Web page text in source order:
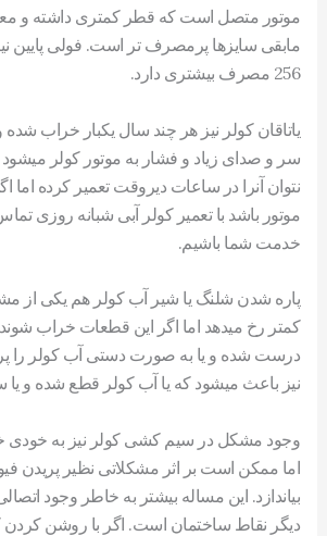
مابقی سایزها پرمصرف تر است. فولی پایین
256 مصرف بیشتری دارد.
یاتاقان کولر نیز هر چند سال یکبار خراب
سر و صدای زیاد و فشار به موتور کولر
نتوان آنرا در ساعات دیروقت تعمیر کرده اما
موتور باشد با تعمیر کولر آبی شبانه روزی
خدمت شما باشیم.
پاره شدن شلنگ یا شیر آب کولر هم یکی از
کمتر رخ میدهد اما اگر این قطعات خراب
درست شده و یا به صورت دستی آب کولر را پر
نیز باعث میشود که یا آب کولر قطع شده و یا
وجود مشکل در سیم کشی کولر نیز به خودی
اما ممکن است بر اثر مشکلاتی نظیر پریدن
بیاندازد. این مساله بیشتر به خاطر وجود
دیگر نقاط ساختمان است. اگر با روشن کردن